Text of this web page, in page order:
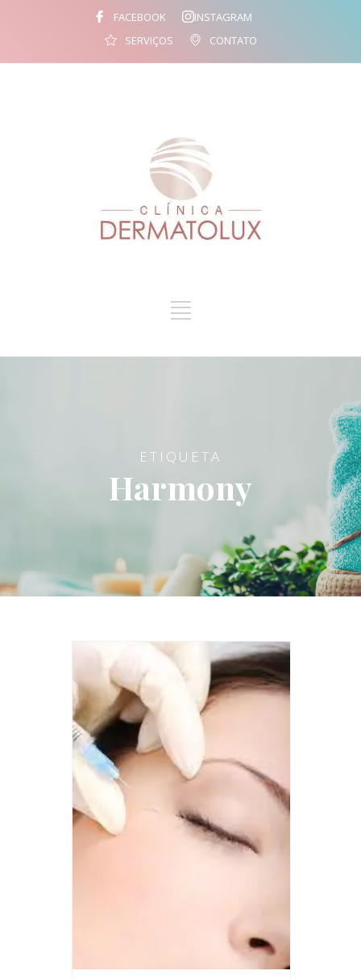
FACEBOOK
INSTAGRAM
CONTATO
SERVIÇOS
ETIQUETA
Harmony